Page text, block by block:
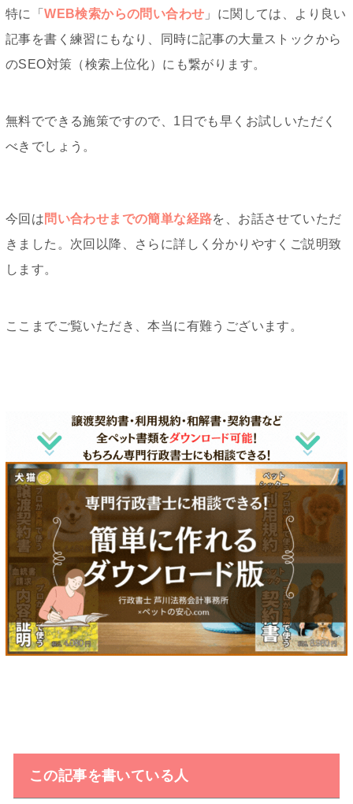
特に「WEB検索からの問い合わせ 」に関しては、より良い
記事を書く練習にもなり、同時に記事の大量ストックから
のSEO対策（検索上位化）にも繋がります。
無料でできる施策ですので、1日でも早くお試しいただく
べきでしょう。
今回は問い合わせまでの簡単な経路を、お話させていただ
きました。次回以降、さらに詳しく分かりやすくご説明致
します。
ここまでご覧いただき、本当に有難うございます。
この記事を書いている人